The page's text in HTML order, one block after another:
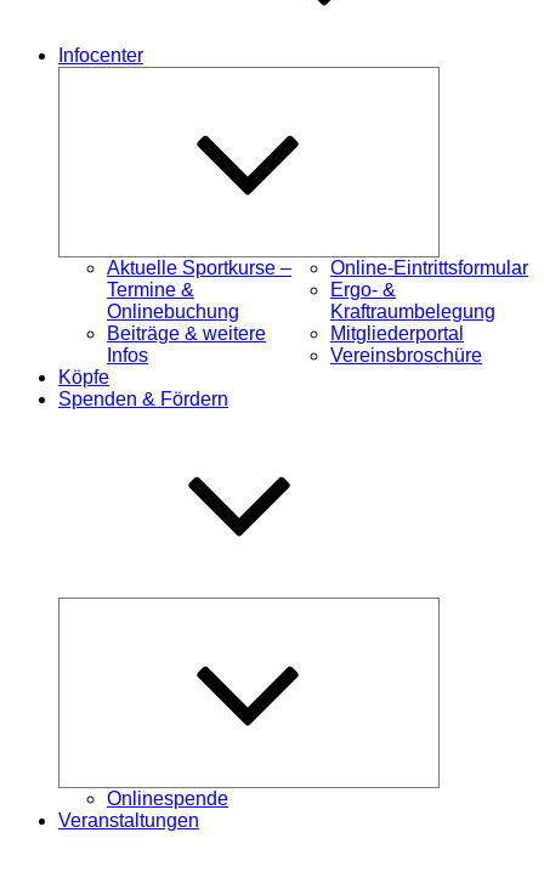
Infocenter
Aktuelle Sportkurse –
Termine &
Onlinebuchung
Beiträge & weitere
Infos
Online-Eintrittsformular
Ergo- &
Kraftraumbelegung
Mitgliederportal
Vereinsbroschüre
Köpfe
Spenden & Fördern
Onlinespende
Veranstaltungen